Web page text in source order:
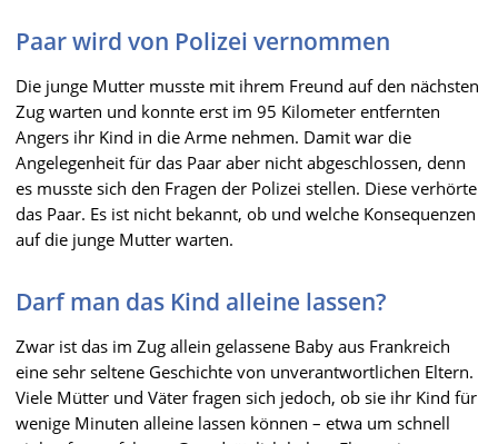
Paar wird von Polizei vernommen
Die junge Mutter musste mit ihrem Freund auf den nächsten
Zug warten und konnte erst im 95 Kilometer entfernten
Angers ihr Kind in die Arme nehmen. Damit war die
Angelegenheit für das Paar aber nicht abgeschlossen, denn
es musste sich den Fragen der Polizei stellen. Diese verhörte
das Paar. Es ist nicht bekannt, ob und welche Konsequenzen
auf die junge Mutter warten.
Darf man das Kind alleine lassen?
Zwar ist das im Zug allein gelassene Baby aus Frankreich
eine sehr seltene Geschichte von unverantwortlichen Eltern.
Viele Mütter und Väter fragen sich jedoch, ob sie ihr Kind für
wenige Minuten alleine lassen können – etwa um schnell